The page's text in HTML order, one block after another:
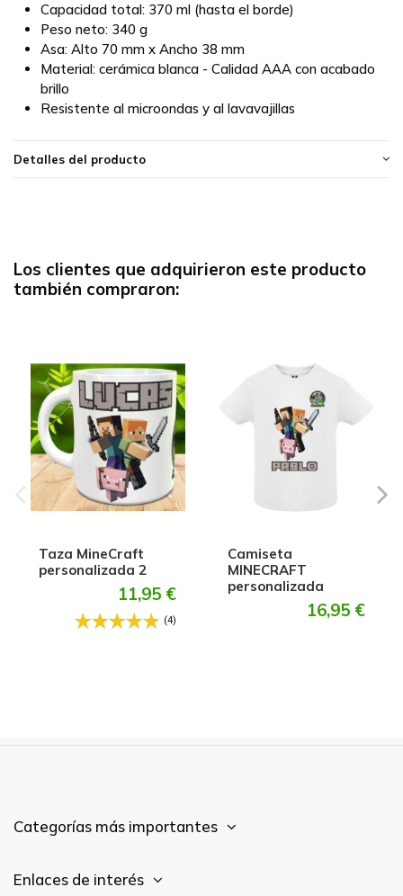
Capacidad total: 370 ml (hasta el borde)
Peso neto: 340 g
Asa: Alto 70 mm x Ancho 38 mm
Material: cerámica blanca - Calidad AAA con acabado
brillo
Resistente al microondas y al lavavajillas
Detalles del producto
Los clientes que adquirieron este producto
también compraron:
Taza MineCraft
personalizada 2
11,95 €
(4)
Camiseta
MINECRAFT
personalizada
16,95 €
Categorías más importantes
Enlaces de interés